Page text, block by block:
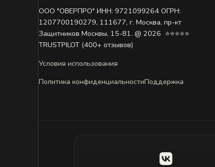
ООО "ОВЕРПРО" ИНН: 9721099264 ОГРН:
1207700190279, 111677, г. Москва, пр-кт
Защитников Москвы, 15-81. @ 2026 ㅤ ⭐⭐⭐⭐⭐
TRUSTPILOT (400+ отзывов)
Условия использования
Политика конфиденциальностиПоддержка